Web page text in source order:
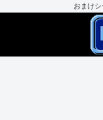
おまけ